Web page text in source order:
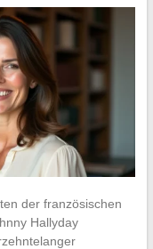
der französischen
Hallyday